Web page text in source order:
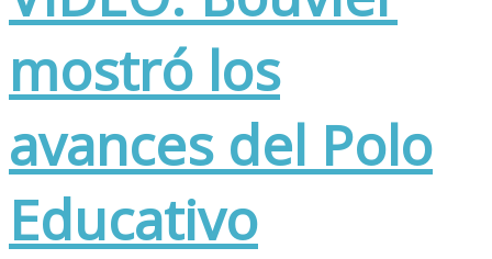
mostró los
avances del Polo
Educativo